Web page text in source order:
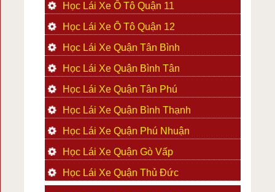
Học Lái Xe Ô Tô Quận 11
Học Lái Xe Ô Tô Quận 12
Học Lái Xe Quận Tân Bình
Học Lái Xe Quận Bình Tân
Học Lái Xe Quận Tân Phú
Học Lái Xe Quận Bình Thạnh
Học Lái Xe Quận Phú Nhuận
Học Lái Xe Quận Gò Vấp
Học Lái Xe Quận Thủ Đức